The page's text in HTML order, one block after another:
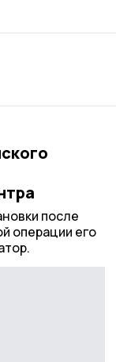
после
операции его